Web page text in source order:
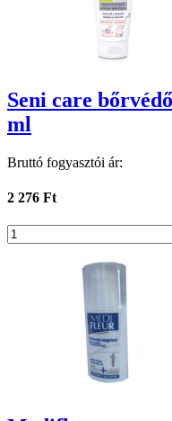
Seni care
ml
Bruttó fogyasztói ár:
2 276 Ft